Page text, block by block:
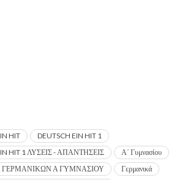
HIT
DEUTSCH EIN HIT 1
HIT 1 ΛΥΣΕΙΣ - ΑΠΑΝΤΗΣΕΙΣ
Α΄ Γυμνασίου
Α ΓΥΜΝΑΣΙΟΥ
Γερμανικά